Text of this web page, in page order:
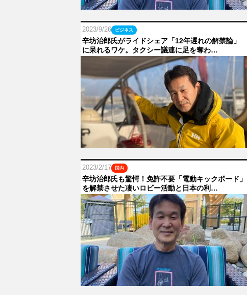
2023/9/26 ビジネス
辛坊治郎氏がライドシェア「12年遅れの解禁論」
に呆れるワケ。タクシー議連に足を奪わ…
2023/2/17 国内
辛坊治郎氏も驚愕！免許不要「電動キックボード」
を解禁させた凄いロビー活動と日本の利…